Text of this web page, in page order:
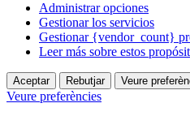
Administrar opciones
Gestionar los servicios
Gestionar {vendor_count}
Leer más sobre estos
Aceptar Rebutjar Veure
Veure preferències